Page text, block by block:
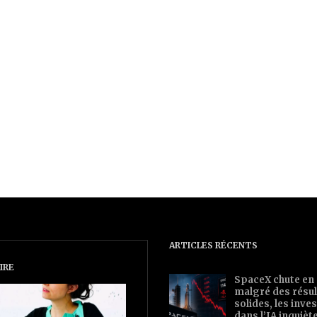
ARTICLES RÉCENTS
SpaceX chute
malgré des
solides, les